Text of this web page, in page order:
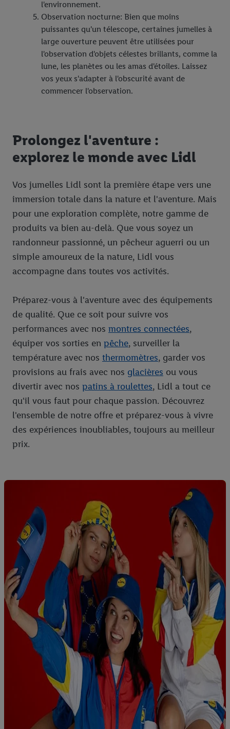
l'environnement.
Observation nocturne: Bien que moins
puissantes qu'un télescope, certaines jumelles à
large ouverture peuvent être utilisées pour
l'observation d'objets célestes brillants, comme la
lune, les planètes ou les amas d'étoiles. Laissez
vos yeux s'adapter à l'obscurité avant de
commencer l'observation.
Prolongez l'aventure :
explorez le monde avec Lidl
Vos jumelles Lidl sont la première étape vers une
immersion totale dans la nature et l'aventure. Mais
pour une exploration complète, notre gamme de
produits va bien au-delà. Que vous soyez un
randonneur passionné, un pêcheur aguerri ou un
simple amoureux de la nature, Lidl vous
accompagne dans toutes vos activités.
Préparez-vous à l'aventure avec des équipements
de qualité. Que ce soit pour suivre vos
performances avec nos montres connectées,
équiper vos sorties en pêche, surveiller la
température avec nos thermomètres, garder vos
provisions au frais avec nos glacières ou vous
divertir avec nos patins à roulettes, Lidl a tout ce
qu'il vous faut pour chaque passion. Découvrez
l'ensemble de notre offre et préparez-vous à vivre
des expériences inoubliables, toujours au meilleur
prix.